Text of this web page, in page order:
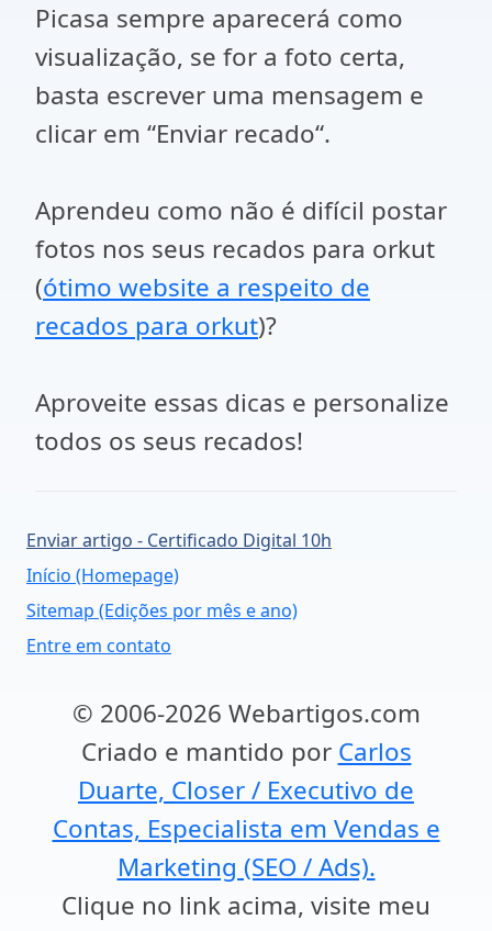
Picasa sempre aparecerá como
visualização, se for a foto certa,
basta escrever uma mensagem e
clicar em “Enviar recado“.
Aprendeu como não é difícil postar
fotos nos seus recados para orkut
(ótimo website a respeito de
recados para orkut)?
Aproveite essas dicas e personalize
todos os seus recados!
Enviar artigo - Certificado Digital 10h
Início (Homepage)
Sitemap (Edições por mês e ano)
Entre em contato
© 2006-2026 Webartigos.com
Criado e mantido por Carlos
Duarte, Closer / Executivo de
Contas, Especialista em Vendas e
Marketing (SEO / Ads).
Clique no link acima, visite meu